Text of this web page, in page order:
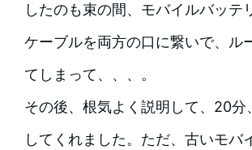
したのも束の間、モバイルバッテ
ケーブルを両方の口に繋いで、ル
てしまって、、、。
その後、根気よく説明して、20分
してくれました。ただ、古いモバ